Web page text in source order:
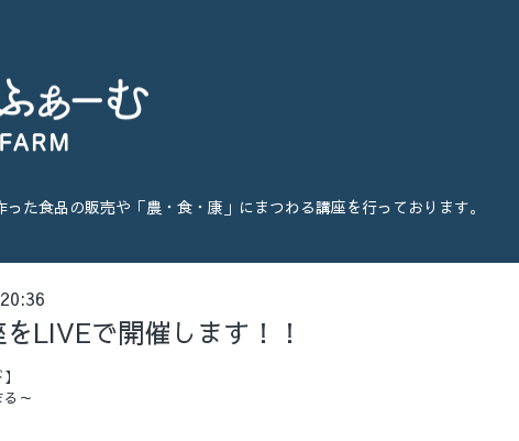
た食品の販売や「農・食・康」にまつわる講座を行っております。
LIVEで開催します！！
～